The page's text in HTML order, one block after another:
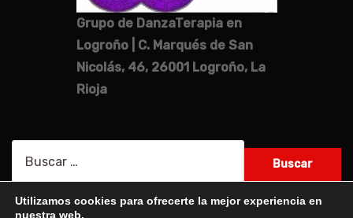
Grupo de DanzaTerapia en
Logroño | C. Marqués de San
Nicolás, 46, 26001 Logroño, La
Rioja
Utilizamos cookies para ofrecerte la mejor experiencia en
nuestra web.